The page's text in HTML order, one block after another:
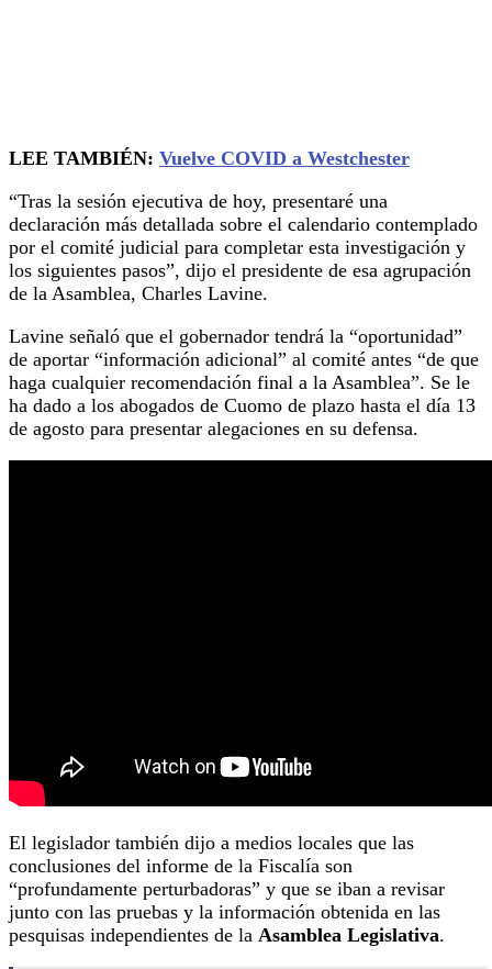
LEE TAMBIÉN: Vuelve COVID a Westchester
“Tras la sesión ejecutiva de hoy, presentaré una
declaración más detallada sobre el calendario contemplado
por el comité judicial para completar esta investigación y
los siguientes pasos”, dijo el presidente de esa agrupación
de la Asamblea, Charles Lavine.
Lavine señaló que el gobernador tendrá la “oportunidad”
de aportar “información adicional” al comité antes “de que
haga cualquier recomendación final a la Asamblea”. Se le
ha dado a los abogados de Cuomo de plazo hasta el día 13
de agosto para presentar alegaciones en su defensa.
El legislador también dijo a medios locales que las
conclusiones del informe de la Fiscalía son
“profundamente perturbadoras” y que se iban a revisar
junto con las pruebas y la información obtenida en las
pesquisas independientes de la Asamblea Legislativa.